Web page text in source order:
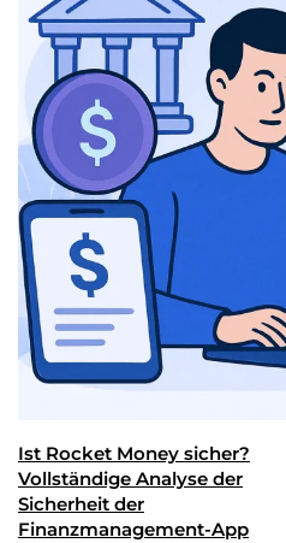
Ist Rocket Money sicher?
Vollständige Analyse der
Sicherheit der
Finanzmanagement-App